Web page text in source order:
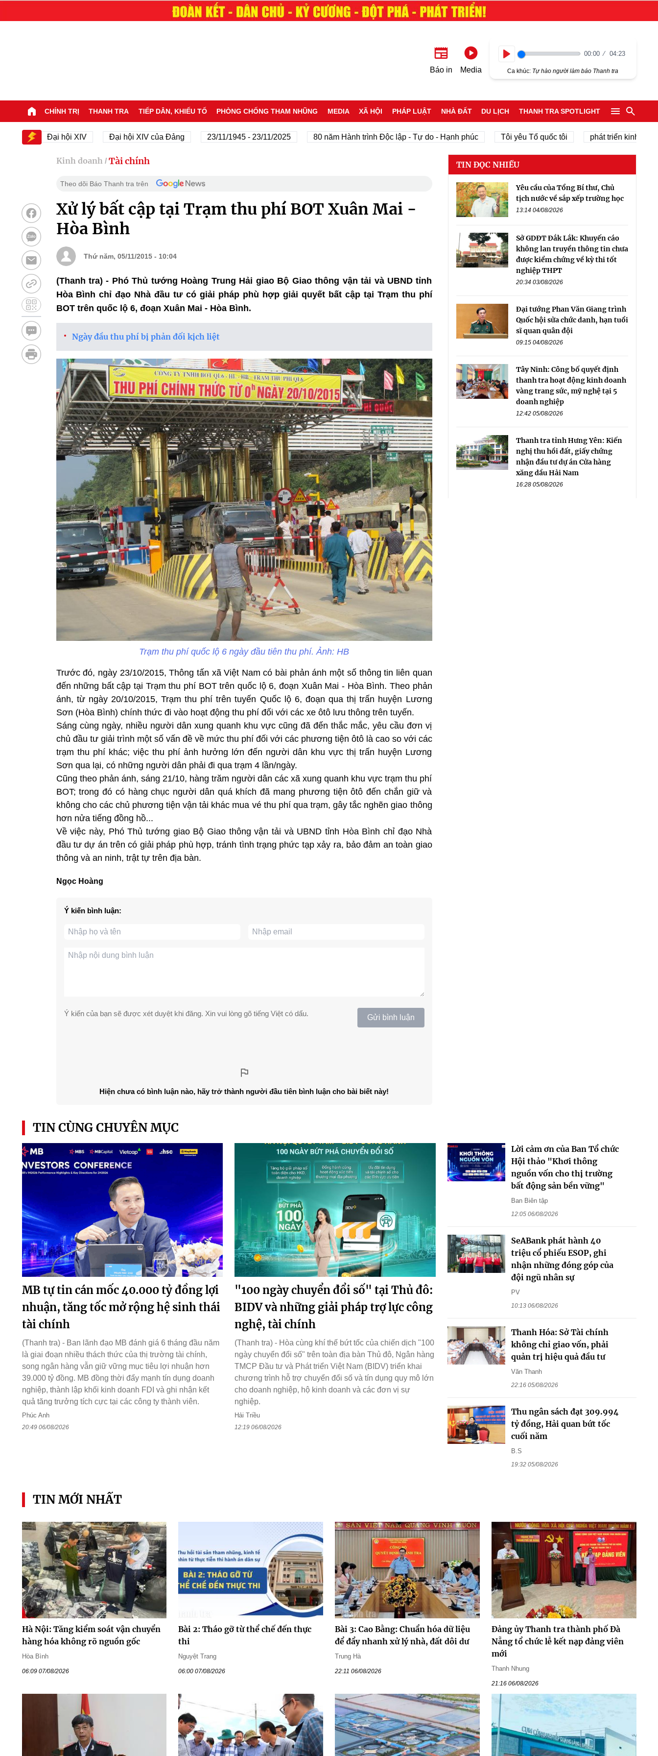
Báo in Media
00:00 04:23
Ca khúc: Tự hào người làm báo Thanh tra
CHÍNH TRỊ THANH TRA TIẾP DÂN, KHIẾU TỐ PHÒNG CHỐNG THAM NHŨNG MEDIA XÃ HỘI PHÁP LUẬT NHÀ ĐẤT DU LỊCH THANH TRA SPOTLIGHT
Đại hội XIV Đại hội XIV của Đảng 23/11/1945 - 23/11/2025 80 năm Hành trình Độc lập - Tự do - Hạnh phúc Tôi yêu Tổ quốc tôi phát triển kinh tế tư nhân
Kinh doanh / Tài chính
Theo dõi Báo Thanh tra trên
Xử lý bất cập tại Trạm thu phí BOT Xuân Mai -
Hòa Bình
Thứ năm, 05/11/2015 - 10:04
(Thanh tra) - Phó Thủ tướng Hoàng Trung Hải giao Bộ Giao thông vận tải và UBND tỉnh
Hòa Bình chỉ đạo Nhà đầu tư có giải pháp phù hợp giải quyết bất cập tại Trạm thu phí
BOT trên quốc lộ 6, đoạn Xuân Mai - Hòa Bình.
Ngày đầu thu phí bị phản đối kịch liệt
Trạm thu phí quốc lộ 6 ngày đầu tiên thu phí. Ảnh: HB
Trước đó, ngày 23/10/2015, Thông tấn xã Việt Nam có bài phản ánh một số thông tin liên quan
đến những bất cập tại Trạm thu phí BOT trên quốc lộ 6, đoạn Xuân Mai - Hòa Bình. Theo phản
ánh, từ ngày 20/10/2015, Trạm thu phí trên tuyến Quốc lộ 6, đoạn qua thị trấn huyện Lương
Sơn (Hòa Bình) chính thức đi vào hoạt động thu phí đối với các xe ôtô lưu thông trên tuyến.
Sáng cùng ngày, nhiều người dân xung quanh khu vực cũng đã đến thắc mắc, yêu cầu đơn vị
chủ đầu tư giải trình một số vấn đề về mức thu phí đối với các phương tiện ôtô là cao so với các
trạm thu phí khác; việc thu phí ảnh hưởng lớn đến người dân khu vực thị trấn huyện Lương
Sơn qua lại, có những người dân phải đi qua trạm 4 lần/ngày.
Cũng theo phản ánh, sáng 21/10, hàng trăm người dân các xã xung quanh khu vực trạm thu phí
BOT; trong đó có hàng chục người dân quá khích đã mang phương tiện ôtô đến chắn giữ và
không cho các chủ phương tiện vận tải khác mua vé thu phí qua trạm, gây tắc nghẽn giao thông
hơn nửa tiếng đồng hồ...
Về việc này, Phó Thủ tướng giao Bộ Giao thông vận tải và UBND tỉnh Hòa Bình chỉ đạo Nhà
đầu tư dự án trên có giải pháp phù hợp, tránh tình trạng phức tạp xảy ra, bảo đảm an toàn giao
thông và an ninh, trật tự trên địa bàn.
Ngọc Hoàng
Ý kiến bình luận:
Ý kiến của bạn sẽ được xét duyệt khi đăng. Xin vui lòng gõ tiếng Việt có dấu. Gửi bình luận
Hiện chưa có bình luận nào, hãy trở thành người đầu tiên bình luận cho bài biết này!
TIN ĐỌC NHIỀU
Yêu cầu của Tổng Bí thư, Chủ
tịch nước về sắp xếp trường học
13:14 04/08/2026
Sở GDĐT Đắk Lắk: Khuyến cáo
không lan truyền thông tin chưa
được kiểm chứng về kỳ thi tốt
nghiệp THPT
20:34 03/08/2026
Đại tướng Phan Văn Giang trình
Quốc hội sửa chức danh, hạn tuổi
sĩ quan quân đội
09:15 04/08/2026
Tây Ninh: Công bố quyết định
thanh tra hoạt động kinh doanh
vàng trang sức, mỹ nghệ tại 5
doanh nghiệp
12:42 05/08/2026
Thanh tra tỉnh Hưng Yên: Kiến
nghị thu hồi đất, giấy chứng
nhận đầu tư dự án Cửa hàng
xăng dầu Hải Nam
16:28 05/08/2026
TIN CÙNG CHUYÊN MỤC
MB tự tin cán mốc 40.000 tỷ đồng lợi
nhuận, tăng tốc mở rộng hệ sinh thái
tài chính
(Thanh tra) - Ban lãnh đạo MB đánh giá 6 tháng đầu năm
là giai đoạn nhiều thách thức của thị trường tài chính,
song ngân hàng vẫn giữ vững mục tiêu lợi nhuận hơn
39.000 tỷ đồng. MB đồng thời đẩy mạnh tín dụng doanh
nghiệp, thành lập khối kinh doanh FDI và ghi nhận kết
quả tăng trưởng tích cực tại các công ty thành viên.
Phúc Anh
20:49 06/08/2026
"100 ngày chuyển đổi số" tại Thủ đô:
BIDV và những giải pháp trợ lực công
nghệ, tài chính
(Thanh tra) - Hòa cùng khí thế bứt tốc của chiến dịch "100
ngày chuyển đổi số" trên toàn địa bàn Thủ đô, Ngân hàng
TMCP Đầu tư và Phát triển Việt Nam (BIDV) triển khai
chương trình hỗ trợ chuyển đổi số và tín dụng quy mô lớn
cho doanh nghiệp, hộ kinh doanh và các đơn vị sự
nghiệp.
Hải Triều
12:19 06/08/2026
Lời cảm ơn của Ban Tổ chức
Hội thảo "Khơi thông
nguồn vốn cho thị trường
bất động sản bền vững"
Ban Biên tập
12:05 06/08/2026
SeABank phát hành 40
triệu cổ phiếu ESOP, ghi
nhận những đóng góp của
đội ngũ nhân sự
PV
10:13 06/08/2026
Thanh Hóa: Sở Tài chính
không chỉ giao vốn, phải
quản trị hiệu quả đầu tư
Văn Thanh
22:16 05/08/2026
Thu ngân sách đạt 309.994
tỷ đồng, Hải quan bứt tốc
cuối năm
B.S
19:32 05/08/2026
TIN MỚI NHẤT
Hà Nội: Tăng kiểm soát vận chuyển
hàng hóa không rõ nguồn gốc
Hòa Bình
06:09 07/08/2026
Bài 2: Tháo gỡ từ thể chế đến thực
thi
Nguyệt Trang
06:00 07/08/2026
Bài 3: Cao Bằng: Chuẩn hóa dữ liệu
để đẩy nhanh xử lý nhà, đất dôi dư
Trung Hà
22:11 06/08/2026
Đảng ủy Thanh tra thành phố Đà
Nẵng tổ chức lễ kết nạp đảng viên
mới
Thanh Nhung
21:16 06/08/2026